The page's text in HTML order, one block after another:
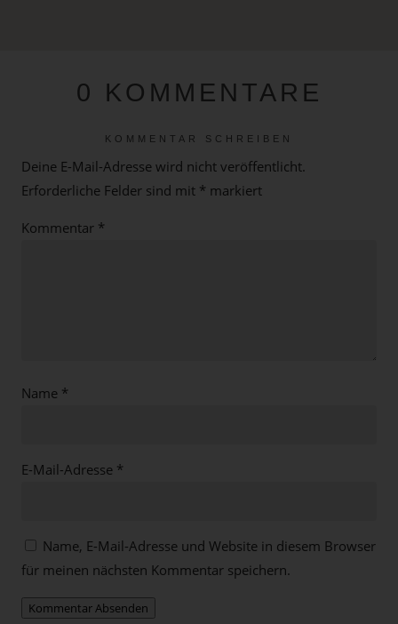
0 KOMMENTARE
KOMMENTAR SCHREIBEN
Deine E-Mail-Adresse wird nicht veröffentlicht.
Erforderliche Felder sind mit * markiert
Kommentar *
Name *
E-Mail-Adresse *
Name, E-Mail-Adresse und Website in diesem Browser
für meinen nächsten Kommentar speichern.
Kommentar Absenden